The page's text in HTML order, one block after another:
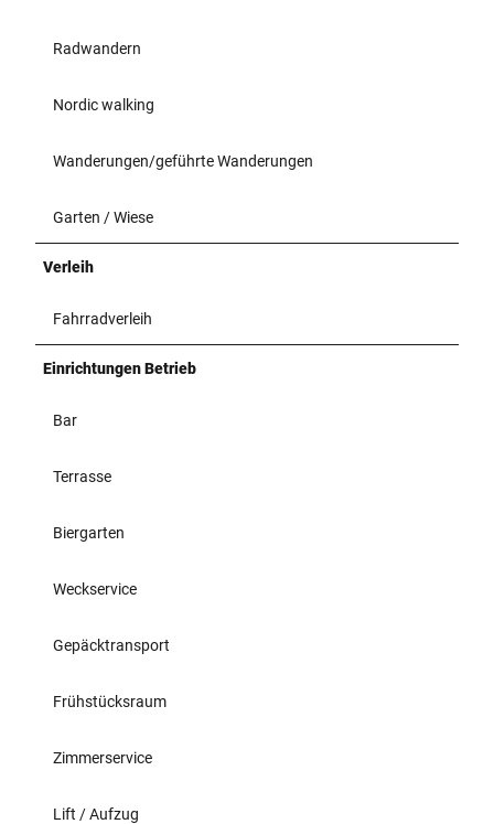
Radwandern
Nordic walking
Wanderungen/geführte Wanderungen
Garten / Wiese
Verleih
Fahrradverleih
Einrichtungen Betrieb
Bar
Terrasse
Biergarten
Weckservice
Gepäcktransport
Frühstücksraum
Zimmerservice
Lift / Aufzug